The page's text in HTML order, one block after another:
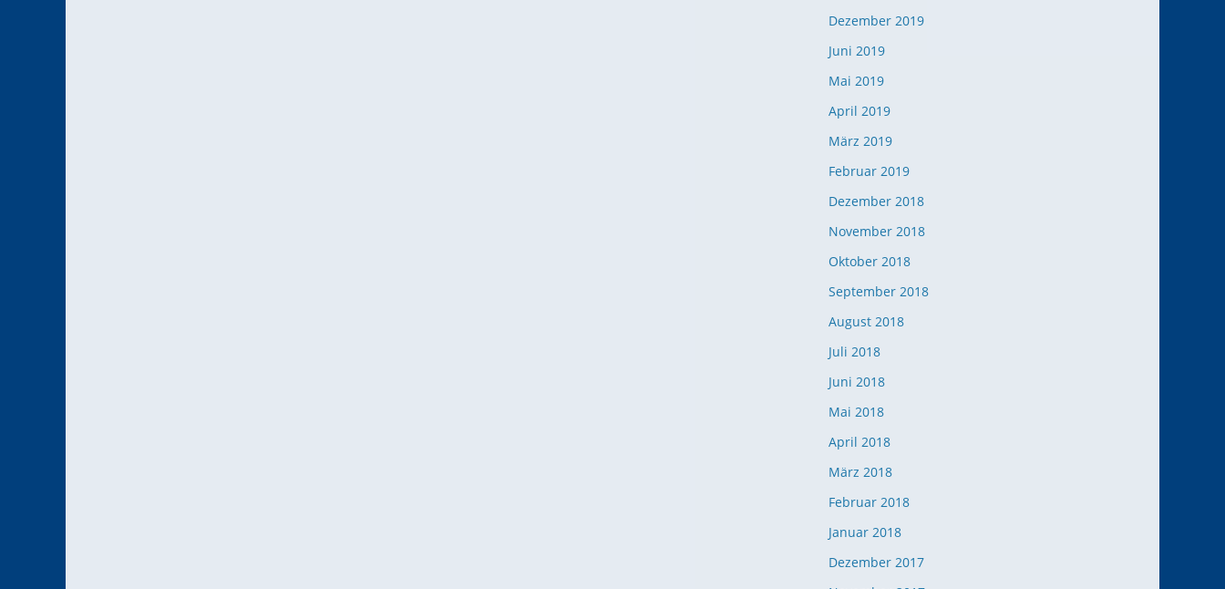
Dezember 2019
Juni 2019
Mai 2019
April 2019
März 2019
Februar 2019
Dezember 2018
November 2018
Oktober 2018
September 2018
August 2018
Juli 2018
Juni 2018
Mai 2018
April 2018
März 2018
Februar 2018
Januar 2018
Dezember 2017